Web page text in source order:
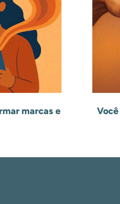
marcas e